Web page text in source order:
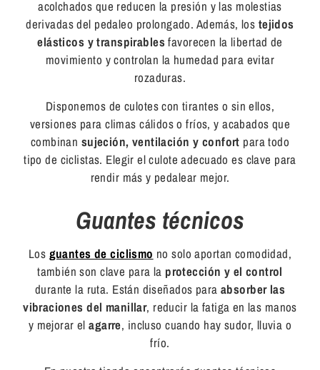
acolchados que reducen la presión y las molestias
derivadas del pedaleo prolongado. Además, los tejidos
elásticos y transpirables favorecen la libertad de
movimiento y controlan la humedad para evitar
rozaduras.
Disponemos de culotes con tirantes o sin ellos,
versiones para climas cálidos o fríos, y acabados que
combinan sujeción, ventilación y confort para todo
tipo de ciclistas. Elegir el culote adecuado es clave para
rendir más y pedalear mejor.
Guantes técnicos
Los guantes de ciclismo no solo aportan comodidad,
también son clave para la protección y el control
durante la ruta. Están diseñados paraabsorber las
vibraciones del manillar, reducir la fatiga en las manos
y mejorar elagarre, incluso cuando hay sudor, lluvia o
frío.